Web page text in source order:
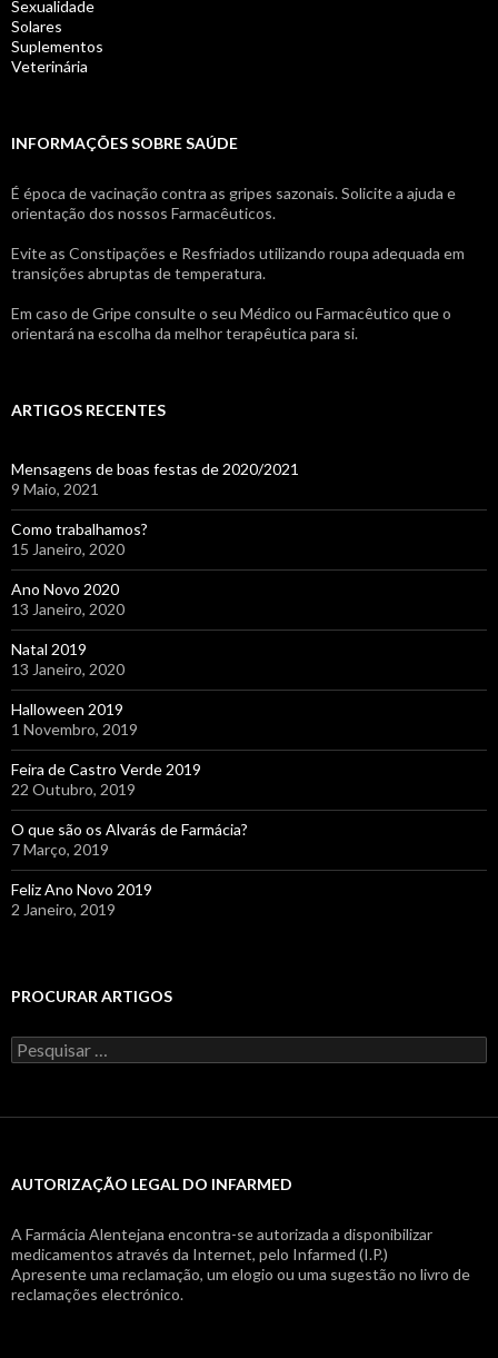
Sexualidade
Solares
Suplementos
Veterinária
INFORMAÇÕES SOBRE SAÚDE
É época de vacinação contra as gripes sazonais. Solicite a ajuda e
orientação dos nossos Farmacêuticos.
Evite as Constipações e Resfriados utilizando roupa adequada em
transições abruptas de temperatura.
Em caso de Gripe consulte o seu Médico ou Farmacêutico que o
orientará na escolha da melhor terapêutica para si.
ARTIGOS RECENTES
Mensagens de boas festas de 2020/2021
9 Maio, 2021
Como trabalhamos?
15 Janeiro, 2020
Ano Novo 2020
13 Janeiro, 2020
Natal 2019
13 Janeiro, 2020
Halloween 2019
1 Novembro, 2019
Feira de Castro Verde 2019
22 Outubro, 2019
O que são os Alvarás de Farmácia?
7 Março, 2019
Feliz Ano Novo 2019
2 Janeiro, 2019
PROCURAR ARTIGOS
Pesquisar
por:
AUTORIZAÇÃO LEGAL DO INFARMED
A Farmácia Alentejana encontra-se autorizada a disponibilizar
medicamentos através da Internet, pelo Infarmed (I.P.)
Apresente uma reclamação, um elogio ou uma sugestão no livro de
reclamações electrónico.